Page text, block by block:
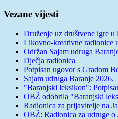
Vezane vijesti
Druženje uz društvene igre u
Likovno-kreativne radionice
Održan Sajam udruga
Dječja radionica
Potpisan ugovor s Gradom
Sajam udruga Baranje 2026.
"Baranjski leksikon":
OBŽ odobrila "Baranjski
Radionica za prijavitelje na
OBŽ: Radionica za udruge o